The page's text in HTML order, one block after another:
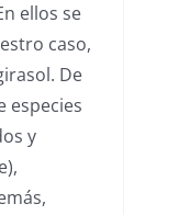
ellos se
caso,
De
especies
y